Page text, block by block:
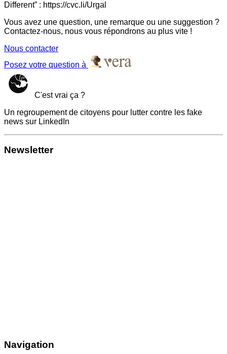
Different” : https://cvc.li/Urgal
Vous avez une question, une remarque ou une suggestion ?
Contactez-nous, nous vous répondrons au plus vite !
Nous contacter
Posez votre question à
C'est vrai ça ?
Un regroupement de citoyens pour lutter contre les fake
news sur LinkedIn
Newsletter
Navigation